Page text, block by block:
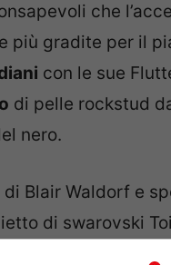
che
più gradite per il
con le sue
di pelle rockstud
nero.
Blair Waldorf e
di swarovski
per